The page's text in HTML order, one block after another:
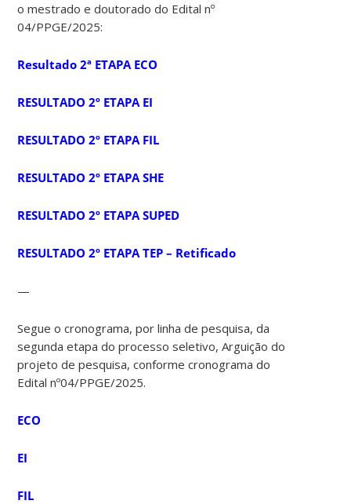
o mestrado e doutorado do Edital nº
04/PPGE/2025:
Resultado 2ª ETAPA ECO
RESULTADO 2º ETAPA EI
RESULTADO 2º ETAPA FIL
RESULTADO 2º ETAPA SHE
RESULTADO 2º ETAPA SUPED
RESULTADO 2º ETAPA TEP – Retificado
—
Segue o cronograma, por linha de pesquisa, da
segunda etapa do processo seletivo, Arguição do
projeto de pesquisa, conforme cronograma do
Edital nº04/PPGE/2025.
ECO
EI
FIL